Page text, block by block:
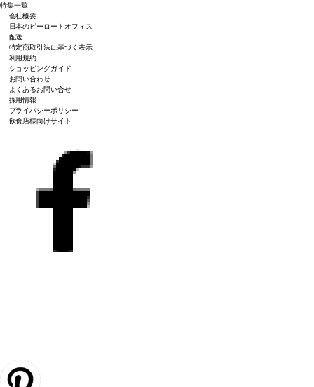
特集一覧
会社概要
日本のピーロートオフィス
配送
特定商取引法に基づく表示
利用規約
ショッピングガイド
お問い合わせ
よくあるお問い合せ
採用情報
プライバシーポリシー
飲食店様向けサイト